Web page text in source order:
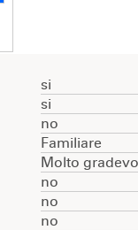
si
si
no
Familiare
Molto
no
no
no